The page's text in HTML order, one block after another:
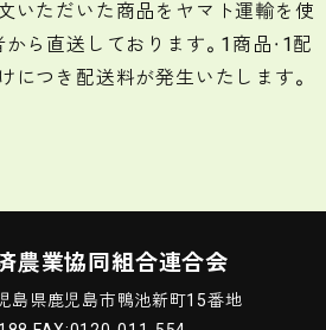
いただいた商品をヤマト運輸を使
から直送しております。1商品・1配
につき配送料が発生いたします。
農業協同組合連合会
島県鹿児島市鴨池新町15番地